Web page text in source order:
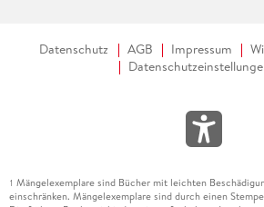
Datenschutz AGB Impressum
1 Mängelexemplare sind Bücher mit leichten
einschränken. Mängelexemplare sind durch einen